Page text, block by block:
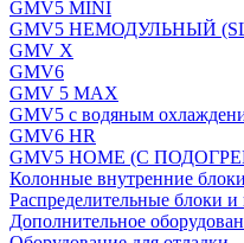
GMV5 MINI
GMV5 НЕМОДУЛЬНЫЙ
GMV X
GMV6
GMV 5 MAX
GMV5 с водяным
GMV6 HR
GMV5 HOME (С
Колонные внутренние
Распределительные блоки
Дополнительное